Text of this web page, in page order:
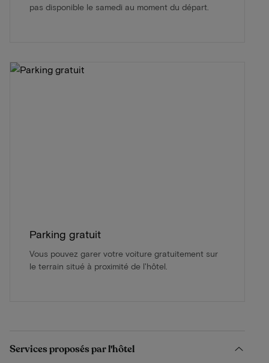
pas disponible le samedi au moment du départ.
Parking gratuit
Vous pouvez garer votre voiture gratuitement sur
le terrain situé à proximité de l'hôtel.
Services proposés par l'hôtel